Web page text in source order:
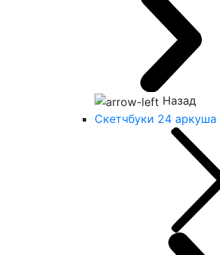
Назад
Скетчбуки 24 аркуша